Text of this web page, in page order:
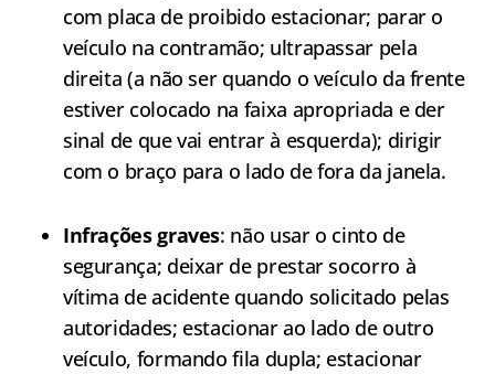
com placa de proibido estacionar; parar o
veículo na contramão; ultrapassar pela
direita (a não ser quando o veículo da frente
estiver colocado na faixa apropriada e der
sinal de que vai entrar à esquerda); dirigir
com o braço para o lado de fora da janela.
Infrações graves: não usar o cinto de
segurança; deixar de prestar socorro à
vítima de acidente quando solicitado pelas
autoridades; estacionar ao lado de outro
veículo, formando fila dupla; estacionar